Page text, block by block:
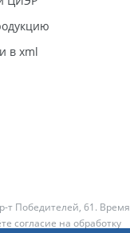
в xml
т Победителей, 61. Время
согласие на обработку